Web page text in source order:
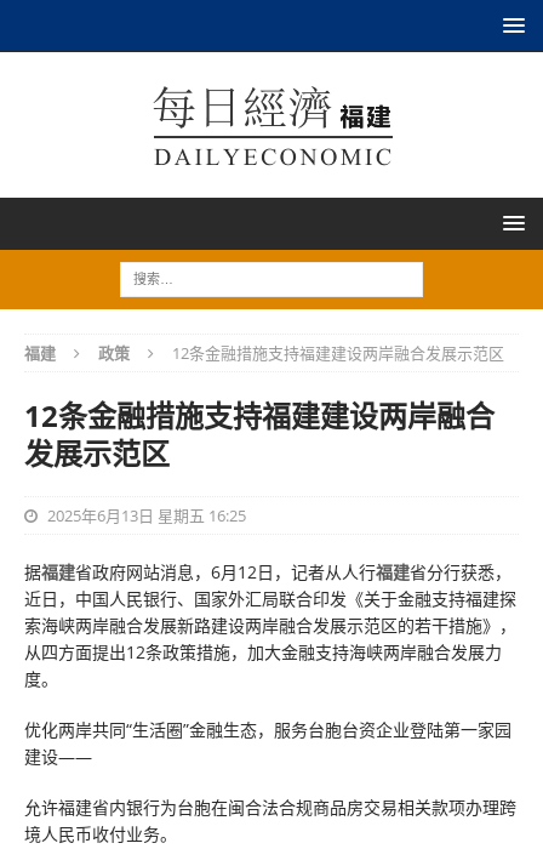
福建 政策 12条金融措施支持福建建设两岸融合发展示范区
12条金融措施支持福建建设两岸融合
发展示范区
2025年6月13日 星期五 16:25
据福建省政府网站消息，6月12日，记者从人行福建省分行获悉，
近日，中国人民银行、国家外汇局联合印发《关于金融支持福建探
索海峡两岸融合发展新路建设两岸融合发展示范区的若干措施》，
从四方面提出12条政策措施，加大金融支持海峡两岸融合发展力
度。
优化两岸共同“生活圈”金融生态，服务台胞台资企业登陆第一家园
建设——
允许福建省内银行为台胞在闽合法合规商品房交易相关款项办理跨
境人民币收付业务。